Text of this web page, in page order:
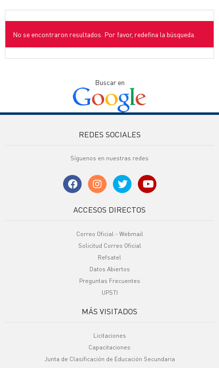
No se encontraron resultados. Por favor, redefina la búsqueda.
Buscar en
REDES SOCIALES
Síguenos en nuestras redes
ACCESOS DIRECTOS
Correo Oficial - Webmail
Solicitud Correo Oficial
Refsatel
Datos Abiertos
Preguntas Frecuentes
UPSTI
MÁS VISITADOS
Licitaciones
Capacitaciones
Junta de Clasificación de Educación Secundaria